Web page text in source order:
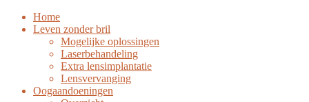
Home
Leven zonder bril
Mogelijke oplossingen
Laserbehandeling
Extra lensimplantatie
Lensvervanging
Oogaandoeningen